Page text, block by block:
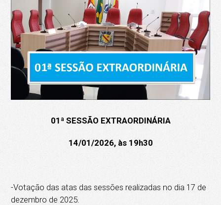
01ª SESSÃO EXTRAORDINÁRIA
14/01/2026, às 19h30
-Votação das atas das sessões realizadas no dia 17 de
dezembro de 2025.